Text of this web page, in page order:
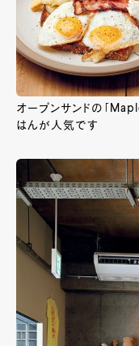
オープンサンドの「
はんが人気です